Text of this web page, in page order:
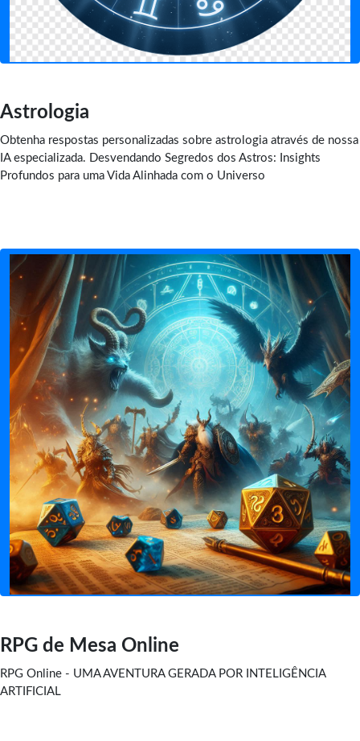
Astrologia
Obtenha respostas personalizadas sobre astrologia através de nossa
IA especializada. Desvendando Segredos dos Astros: Insights
Profundos para uma Vida Alinhada com o Universo
RPG de Mesa Online
RPG Online - UMA AVENTURA GERADA POR INTELIGÊNCIA
ARTIFICIAL